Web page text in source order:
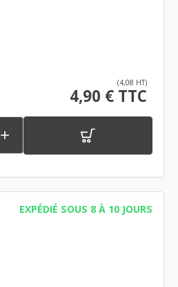
(4,08 HT)
4,90 € TTC

EXPÉDIÉ SOUS 8 À 10 JOURS